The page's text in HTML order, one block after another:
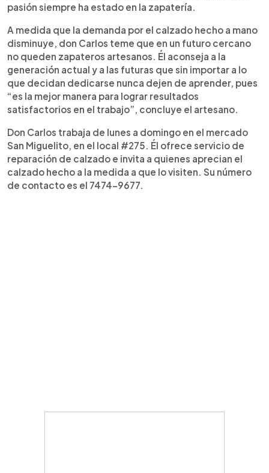
pasión siempre ha estado en la zapatería.
A medida que la demanda por el calzado hecho a mano
disminuye, don Carlos teme que en un futuro cercano
no queden zapateros artesanos. Él aconseja a la
generación actual y a las futuras que sin importar a lo
que decidan dedicarse nunca dejen de aprender, pues
“es la mejor manera para lograr resultados
satisfactorios en el trabajo”, concluye el artesano.
Don Carlos trabaja de lunes a domingo en el mercado
San Miguelito, en el local #275. Él ofrece servicio de
reparación de calzado e invita a quienes aprecian el
calzado hecho a la medida a que lo visiten. Su número
de contacto es el 7474-9677.